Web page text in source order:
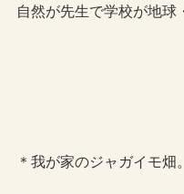
自然が先生で学校が地球
＊我が家のジャガイモ畑。